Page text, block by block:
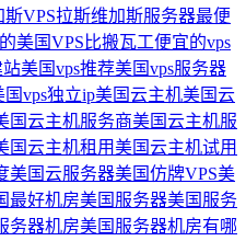
VPS拉斯维加斯服务器最便
美国VPS 比搬瓦工便宜的vps
站美国vps推荐美国vps服务器
国vps独立ip美国云主机美国云
国云主机服务商美国云主机服
国云主机租用美国云主机试用
美国云服务器美国仿牌VPS美
最好机房美国服务器美国服务
务器机房美国服务器机房有哪